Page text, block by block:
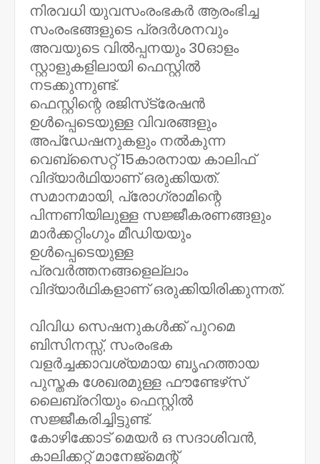
നിരവധി യുവസംരംഭകര്‍ ആരംഭിച്ച
സംരംഭങ്ങളുടെ പ്രദര്‍ശനവും
അവയുടെ വില്‍പ്പനയും 30ഓളം
സ്റ്റാളുകളിലായി ഫെസ്റ്റില്‍
നടക്കുന്നുണ്ട്.
ഫെസ്റ്റിന്റെ രജിസ്‌ട്രേഷന്‍
ഉള്‍പ്പെടെയുള്ള വിവരങ്ങളും
അപ്‌ഡേഷനുകളും നല്‍കുന്ന
വെബ്‌സൈറ്റ് 15കാരനായ കാലിഫ്
വിദ്യാര്‍ഥിയാണ് ഒരുക്കിയത്.
സമാനമായി, പ്രോഗ്രാമിന്റെ
പിന്നണിയിലുള്ള സജ്ജീകരണങ്ങളും
മാര്‍ക്കറ്റിംഗും മീഡിയയും
ഉള്‍പ്പെടെയുള്ള
പ്രവര്‍ത്തനങ്ങളെല്ലാം
വിദ്യാര്‍ഥികളാണ് ഒരുക്കിയിരിക്കുന്നത്.
വിവിധ സെഷനുകള്‍ക്ക് പുറമെ
ബിസിനസ്സ്, സംരംഭക
വളര്‍ച്ചക്കാവശ്യമായ ബൃഹത്തായ
പുസ്തക ശേഖരമുള്ള ഫൗണ്ടേഴ്‌സ്
ലൈബ്രറിയും ഫെസ്റ്റില്‍
സജ്ജീകരിച്ചിട്ടുണ്ട്.
കോഴിക്കോട് മെയര്‍ ഒ സദാശിവന്‍,
കാലിക്കറ്റ് മാനേജ്‌മെന്റ്